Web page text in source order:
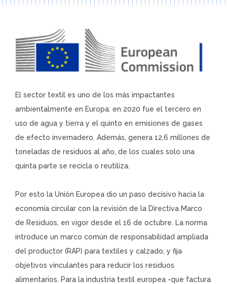
El sector textil es uno de los más impactantes
ambientalmente en Europa: en 2020 fue el tercero en
uso de agua y tierra y el quinto en emisiones de gases
de efecto invernadero. Además, genera 12,6 millones de
toneladas de residuos al año, de los cuales solo una
quinta parte se recicla o reutiliza.
Por esto la Unión Europea dio un paso decisivo hacia la
economía circular con la revisión de la Directiva Marco
de Residuos, en vigor desde el 16 de octubre. La norma
introduce un marco común de responsabilidad ampliada
del productor (RAP) para textiles y calzado, y fija
objetivos vinculantes para reducir los residuos
alimentarios. Para la industria textil europea -que factura